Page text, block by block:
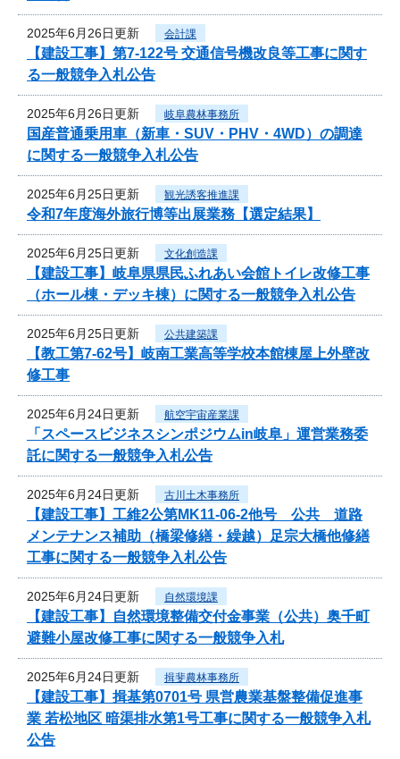
2025年6月26日更新 会計課
【建設工事】第7-122号 交通信号機改良等工事に関す
る一般競争入札公告
2025年6月26日更新 岐阜農林事務所
国産普通乗用車（新車・SUV・PHV・4WD）の調達
に関する一般競争入札公告
2025年6月25日更新 観光誘客推進課
令和7年度海外旅行博等出展業務【選定結果】
2025年6月25日更新 文化創造課
【建設工事】岐阜県県民ふれあい会館トイレ改修工事
（ホール棟・デッキ棟）に関する一般競争入札公告
2025年6月25日更新 公共建築課
【教工第7-62号】岐南工業高等学校本館棟屋上外壁改
修工事
2025年6月24日更新 航空宇宙産業課
「スペースビジネスシンポジウムin岐阜」運営業務委
託に関する一般競争入札公告
2025年6月24日更新 古川土木事務所
【建設工事】工維2公第MK11-06-2他号 公共 道路
メンテナンス補助（橋梁修繕・繰越）足宗大橋他修繕
工事に関する一般競争入札公告
2025年6月24日更新 自然環境課
【建設工事】自然環境整備交付金事業（公共）奥千町
避難小屋改修工事に関する一般競争入札
2025年6月24日更新 揖斐農林事務所
【建設工事】揖基第0701号 県営農業基盤整備促進事
業 若松地区 暗渠排水第1号工事に関する一般競争入札
公告